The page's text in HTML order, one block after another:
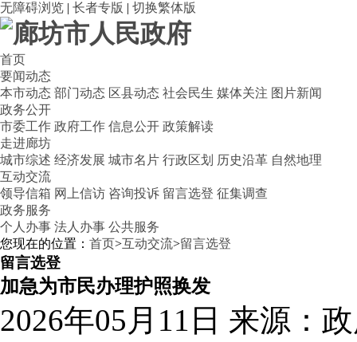
无障碍浏览 | 长者专版 | 切换繁体版
首页
要闻动态
本市动态 部门动态 区县动态 社会民生 媒体关注 图片新闻
政务公开
市委工作 政府工作 信息公开 政策解读
走进廊坊
城市综述 经济发展 城市名片 行政区划 历史沿革 自然地理
互动交流
领导信箱 网上信访 咨询投诉 留言选登 征集调查
政务服务
个人办事 法人办事 公共服务
您现在的位置： 首页>互动交流>留言选登
留言选登
加急为市民办理护照换发
2026年05月11日 来源：